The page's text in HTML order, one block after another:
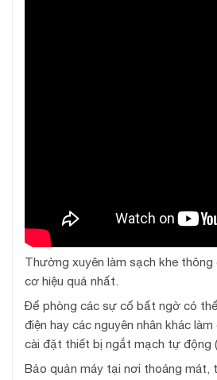
Thường xuyên làm sạch khe
cơ hiệu quả nhất.
Để phòng các sự cố bất ngờ có
điện hay các nguyên nhân khác
cài đặt thiết bị ngắt mạch tự động
Bảo quản máy tại nơi thoáng mát,